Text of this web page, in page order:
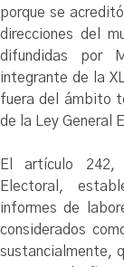
porque se
direcciones del
difundidas por
integrante de la
fuera del ámbito
de la Ley General
El artículo 242,
Electoral,
informes de
considerados
sustancialmente,